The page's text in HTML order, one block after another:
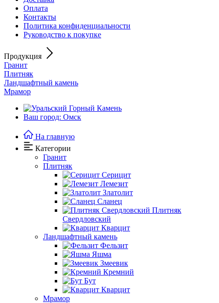
Оплата
Контакты
Политика конфиденциальности
Руководство к покупке
Продукция
Гранит
Плитняк
Ландшафтный камень
Мрамор
Ваш город: Омск
На главную
Категории
Гранит
Плитняк
Серицит
Лемезит
Златолит
Сланец
Плитняк
Свердловский
Кварцит
Ландшафтный камень
Фельзит
Яшма
Змеевик
Кремний
Бут
Кварцит
Мрамор